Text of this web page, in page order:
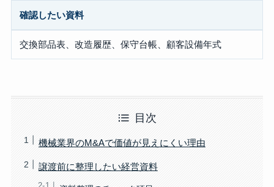
確認したい資料
交換部品表、改造履歴、保守台帳、顧客設備年式
目次
機械業界のM&Aで価値が見えにくい理由
譲渡前に整理したい経営資料